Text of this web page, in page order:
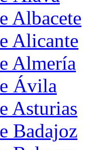
Albacete
Alicante
Almería
Ávila
Asturias
Badajoz